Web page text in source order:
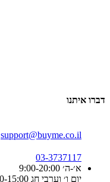
דברו איתנו
support@buyme.co.il
03-3737117
א׳-ה׳ 9:00-20:00
יום ו׳ וערבי חג 9:00-15:00